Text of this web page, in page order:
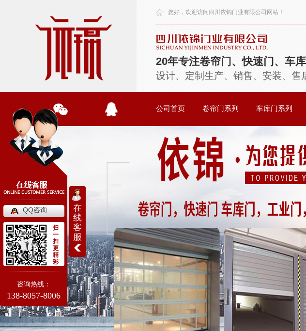
您好，欢迎访问 四川依锦门业有限公司 网站！
20年专注卷帘门、快速门、车
设计、定制生产、销售、安装、售
公司首页 卷帘门系列 车库门系列
在
线
客
服
QQ咨询
扫
一
扫
更
精
彩
咨询热线：
138-8057-8006